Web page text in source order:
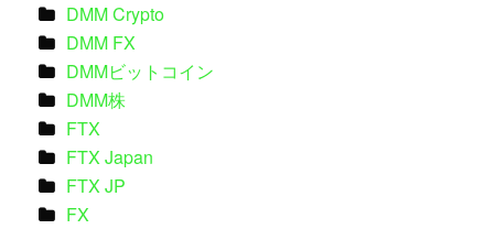
DMM Crypto
DMM FX
DMMビットコイン
DMM株
FTX
FTX Japan
FTX JP
FX